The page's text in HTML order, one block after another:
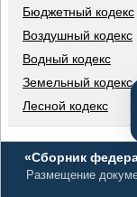
Бюджетный кодекс
Воздушный кодекс
Водный кодекс
Земельный кодекс
Лесной кодекс
«Сборник
Размещение